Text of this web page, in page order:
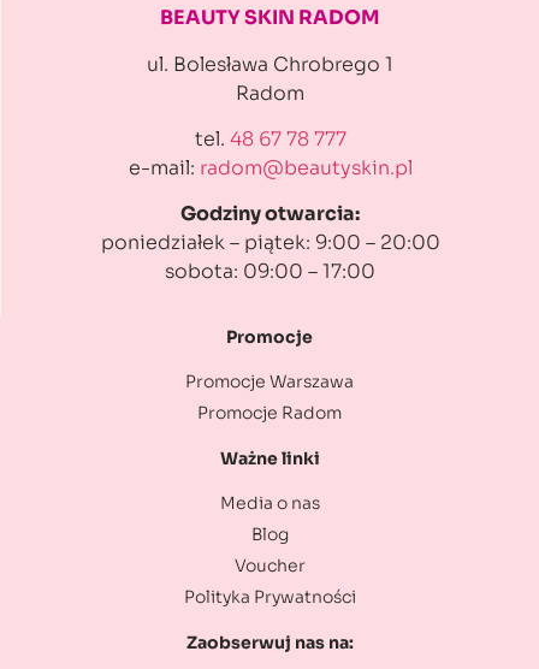
BEAUTY SKIN RADOM
ul. Bolesława Chrobrego 1
Radom
tel. 48 67 78 777
e-mail: radom@beautyskin.pl
Godziny otwarcia:
poniedziałek – piątek: 9:00 – 20:00
sobota: 09:00 – 17:00
Promocje
Promocje Warszawa
Promocje Radom
Ważne linki
Media o nas
Blog
Voucher
Polityka Prywatności
Zaobserwuj nas na: